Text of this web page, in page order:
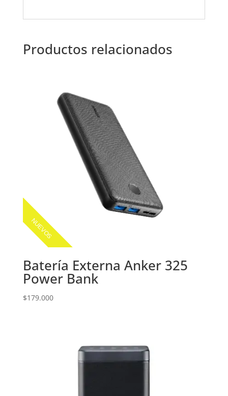
Productos relacionados
NUEVOS
Batería Externa Anker 325
Power Bank
$179.000